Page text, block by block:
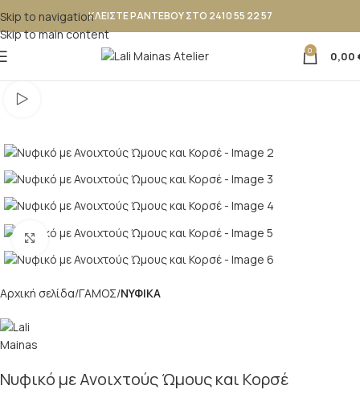
Skip to navigation
Skip to main content
ΚΛΕΙΣΤΕ ΡΑΝΤΕΒΟΥ ΣΤΟ 2410 55 22 57
0 0,00
Κλικ για μεγέθυνση
Αρχική σελίδα ΓΑΜΟΣ ΝΥΦΙΚΑ
Νυφικό με Ανοιχτούς Ώμους και Κορσέ